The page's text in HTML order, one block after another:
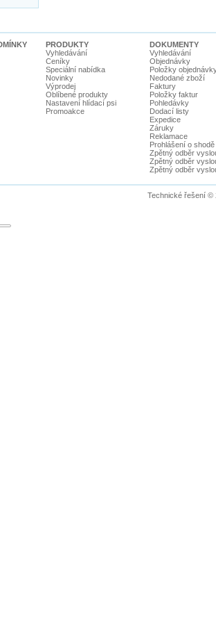
PRODUKTY
Vyhledávání
Ceníky
Speciální nabídka
Novinky
Výprodej
Oblíbené produkty
Nastavení hlídací psi
Promoakce
DOKUMENTY
Vyhledávání
Objednávky
Položky
Nedodané zboží
Faktury
Položky faktur
Pohledávky
Dodací listy
Expedice
Záruky
Reklamace
Prohlášení o shodě
Zpětný odběr
Zpětný odběr
Zpětný odběr
Technické řešení ©